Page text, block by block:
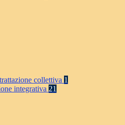
collettiva 1
integrativa 21